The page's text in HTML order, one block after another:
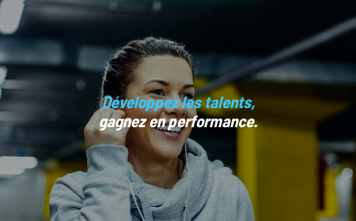
Développez les talents,
gagnez en performance.